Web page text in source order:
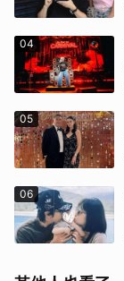
04
05
06